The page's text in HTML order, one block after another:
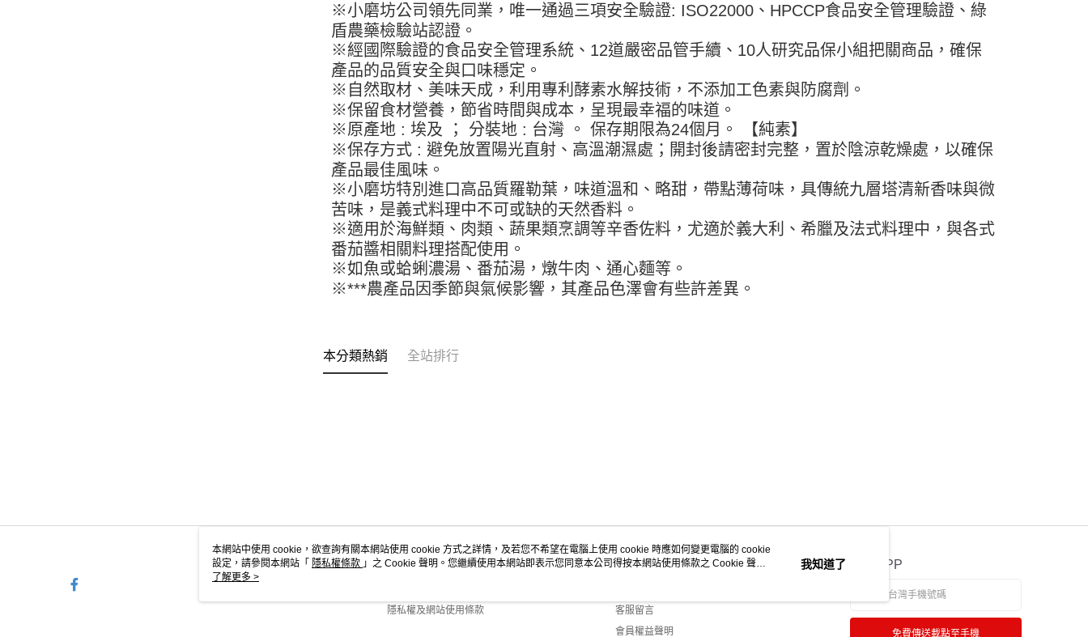
付」結帳頁面，進行簡訊認證並確認金額後，即可完成結帳。
３．收到繳費通知簡訊後14天內，點擊此簡訊中的連結，可透過四大超商
／ATM／網路銀行／等多元方式進行付款，方視為交易完成。
※ 請注意：結帳手續完成當下不需立刻繳費，但若您需要取消訂單，請聯
絡購買商品的店家。未經商家同意取消之訂單仍視為有效，需透過AFTEE
先享後付繳納相關費用。
※ 交易是否成功請以「AFTEE先享後付 」之結帳頁面顯示為準，若有關於
付客戶支援中心」https://netprotections.freshdesk.com/support/home
１．透過由恩沛科技股份有限公司提供之「AFTEE先享後付」服務完成之
交易，需依本服務之必要範圍內提供個人資料，並將交易相關給付款項請
２．關於個人資料處理事宜，請瀏覽以下網址：
https://aftee.tw/terms/#terms3
３．未成年的使用者請事先徵得法定代理人或監護人之同意方可使用
全家取貨付款-重量限制含紙箱10kg，請控制商品重量在9~9.
每筆NT$90，滿NT$990(含以上)免運費
付款後全家取貨-重量限制含紙箱10kg，請控制商品重量在9~
9.5kg
每筆NT$90，滿NT$990(含以上)免運費
7-11取貨付款-重量限制含紙箱10kg，請控制商品重量在9~9.
5kg
每筆NT$90，滿NT$990(含以上)免運費
付款後7-11取貨-重量限制含紙箱10kg，請控制商品重量在9~
每筆NT$90，滿NT$990(含以上)免運費
※小磨坊公司領先同業，唯一通過三項安全驗證: ISO22000、HPCCP食品安全管理驗證、綠
盾農藥檢驗站認證。
※經國際驗證的食品安全管理系統、12道嚴密品管手續、10人研究品保小組把關商品，確保
產品的品質安全與口味穩定。
※自然取材、美味天成，利用專利酵素水解技術，不添加工色素與防腐劑。
※保留食材營養，節省時間與成本，呈現最幸福的味道。
※原產地 : 埃及 ； 分裝地 : 台灣 。 保存期限為24個月。 【純素】
※保存方式 : 避免放置陽光直射、高溫潮濕處；開封後請密封完整，置於陰涼乾燥處，以確保
產品最佳風味。
※小磨坊特別進口高品質羅勒葉，味道溫和、略甜，帶點薄荷味，具傳統九層塔清新香味與微
苦味，是義式料理中不可或缺的天然香料。
※適用於海鮮類、肉類、蔬果類烹調等辛香佐料，尤適於義大利、希臘及法式料理中，與各式
番茄醬相關料理搭配使用。
※如魚或蛤蜊濃湯、番茄湯，燉牛肉、通心麵等。
※***農產品因季節與氣候影響，其產品色澤會有些許差異。
本分類熱銷 全站排行
關於我們
隱私權及網站使用條款
客服資訊
客服留言
會員權益聲明
官方APP
免費傳送載點至手機
本網站中使用 cookie，欲查詢有關本網站使用 cookie 方式之詳情，及若您不希望在電腦上使用 cookie 時應如何變更電腦的 cookie
設定，請參閱本網站「 隱私權條款 」之 Cookie 聲明。您繼續使用本網站即表示您同意本公司得按本網站使用條款之 Cookie 聲明
使用 cookie。
了解更多 >
我知道了